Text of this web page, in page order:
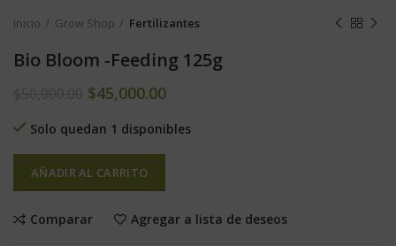
Inicio Grow Shop Fertilizantes
Bio Bloom -Feeding 125g
$45,000.00
Solo quedan 1 disponibles
AÑADIR AL CARRITO
Comparar Agregar a lista de deseos